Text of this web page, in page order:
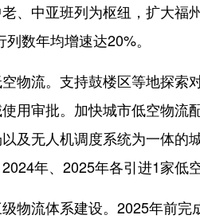
中亚班列为枢纽，扩大福
数年均增速达20%。
流。支持鼓楼区等地探索
用审批。加快城市低空物流
及无人机调度系统为一体的
年、2025年各引进1家低
流体系建设。2025年前完